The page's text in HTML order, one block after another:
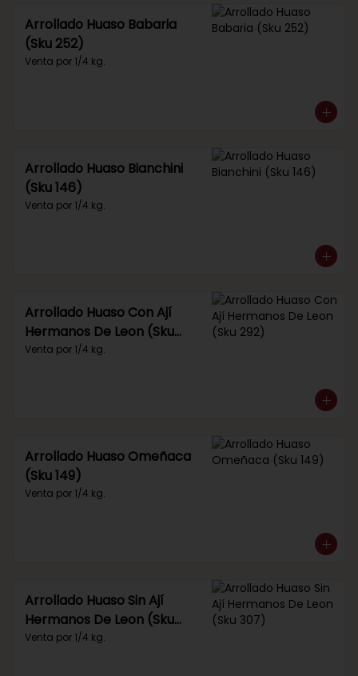
Arrollado Huaso Babaria
(Sku 252)
Venta por 1/4 kg.
Arrollado Huaso Bianchini
(Sku 146)
Venta por 1/4 kg.
Arrollado Huaso Con Ají
Hermanos De Leon (Sku
292)
Venta por 1/4 kg.
Arrollado Huaso Omeñaca
(Sku 149)
Venta por 1/4 kg.
Arrollado Huaso Sin Ají
Hermanos De Leon (Sku
307)
Venta por 1/4 kg.